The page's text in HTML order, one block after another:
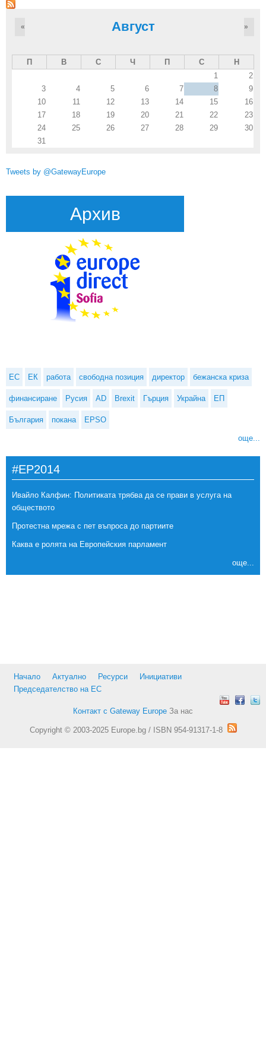
Август
« »
П В С Ч П С
Н
1
2
3
4 5 6 7 8
9
10
11 12 13 14 15
16
17
18 19 20 21 22
23
24
25 26 27 28 29
30
31
Tweets by @GatewayEurope
Архив
ЕС ЕК работа свободна позиция директор бежанска криза
финансиране Русия AD Brexit Гърция Украйна ЕП
България покана EPSO
още...
#EP2014
Ивайло Калфин: Политиката трябва да се прави в услуга на
обществото
Протестна мрежа с пет въпроса до партиите
Каква е ролята на Европейския парламент
още...
Начало Актуално Ресурси
Инициативи
Председателство на ЕС
Контакт с Gateway Europe За нас
Copyright © 2003-2025 Europe.bg / ISBN 954-91317-1-8